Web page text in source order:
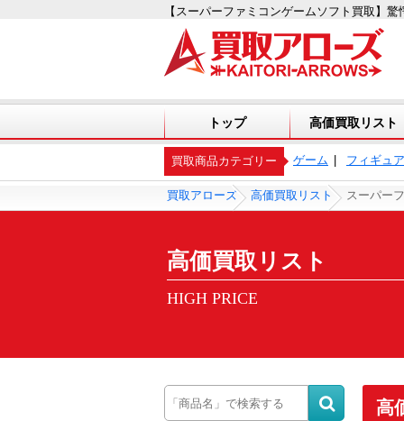
【スーパーファミコンゲームソフト買取】
トップ 高価買取リスト
買取商品カテゴリー ゲーム フィギュア
買取アローズ 高価買取リスト スーパー
高価買取リスト
HIGH PRICE
高